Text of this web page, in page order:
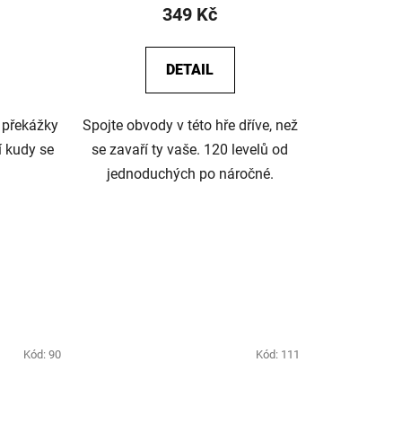
kudy se
349 Kč
DETAIL
Spojte obvody v této hře dříve, než
se zavaří ty vaše. 120 levelů od
jednoduchých po náročné.
Kód: 90 Kód: 111